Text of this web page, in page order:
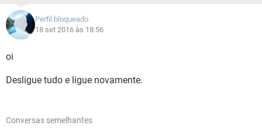
Perfil bloqueado
18 set 2016 às 18:56
oi
Desligue tudo e ligue novamente.
Conversas semelhantes